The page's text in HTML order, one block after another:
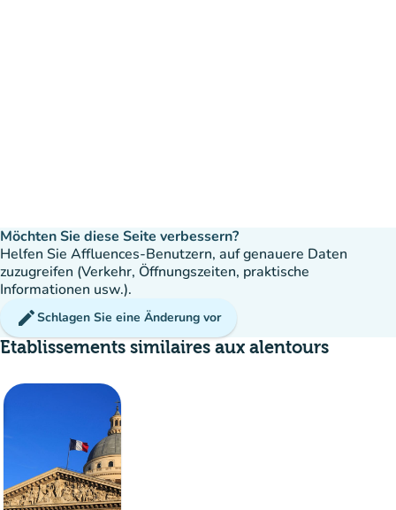
Möchten Sie diese Seite verbessern?
Helfen Sie Affluences-Benutzern, auf genauere Daten
zuzugreifen (Verkehr, Öffnungszeiten, praktische
Informationen usw.).
editSchlagen Sie eine Änderung vor
Etablissements similaires aux alentours